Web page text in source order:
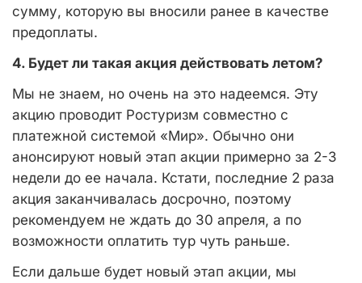
сумму, которую вы вносили ранее в качестве
предоплаты.
4. Будет ли такая акция действовать летом?
Мы не знаем, но очень на это надеемся. Эту
акцию проводит Ростуризм совместно с
платежной системой «Мир». Обычно они
анонсируют новый этап акции примерно за 2-3
недели до ее начала. Кстати, последние 2 раза
акция заканчивалась досрочно, поэтому
рекомендуем не ждать до 30 апреля, а по
возможности оплатить тур чуть раньше.
Если дальше будет новый этап акции, мы